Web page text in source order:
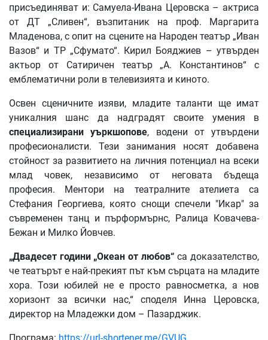
присъединяват и: Самуела-Ивана Церовска – актриса
от ДТ „Сливен“, възпитаник на проф. Маргарита
Младенова, с опит на сцените на Народен театър „Иван
Вазов“ и ТР „Сфумато“. Кирил Бояджиев – утвърден
актьор от Сатиричен театър „А. Константинов“ с
емблематични роли в телевизията и киното.
Освен сценичните изяви, младите таланти ще имат
уникалния шанс да надградят своите умения в
специализирани уъркшопове, водени от утвърдени
професионалисти. Тези занимания носят добавена
стойност за развитието на личния потенциал на всеки
млад човек, независимо от неговата бъдеща
професия. Ментори на театралните ателиета са
Стефания Георгиева, която снощи спечели "Икар" за
съвременен танц и пърформърнс, Ралица Ковачева-
Бежан и Милко Йовчев.
„Двадесет години „Океан от любов“ са доказателство,
че театърът е най-прекият път към сърцата на младите
хора. Този юбилей не е просто равносметка, а нов
хоризонт за всички нас,“ споделя Инна Церовска,
директор на Младежки дом – Пазарджик.